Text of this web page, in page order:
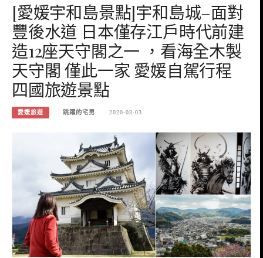
[愛媛宇和島景點]宇和島城–面對
豐後水道 日本僅存江戶時代前建
造12座天守閣之一 ，看海全木製
天守閣 僅此一家 愛媛自駕行程
四國旅遊景點
愛媛旅遊 跳躍的宅男 2020-03-03